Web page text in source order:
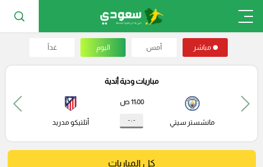
مباشر أمس اليوم غداً
مباريات ودية أندية
مانشستر سيتي
11:00 ص
- : - أتلتيكو مدريد
كل المباريات